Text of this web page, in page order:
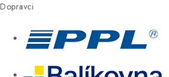
Dopravci